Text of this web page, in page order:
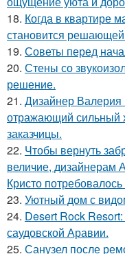
18. Когда в квартире
становится
19. Советы перед
20. Стены со
решение.
21. Дизайнер Валерия
отражающий сильный
заказчицы.
22. Чтобы вернуть
величие, дизайнерам
Кристо
23. Уютный дом с
24. Desert Rock
саудовской Аравии.
25. Санузел после